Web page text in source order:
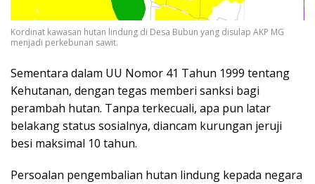
Kordinat kawasan hutan lindung di Desa Bubun yang disulap AKP MG
menjadi perkebunan sawit.
Sementara dalam UU Nomor 41 Tahun 1999 tentang
Kehutanan, dengan tegas memberi sanksi bagi
perambah hutan. Tanpa terkecuali, apa pun latar
belakang status sosialnya, diancam kurungan jeruji
besi maksimal 10 tahun.
Persoalan pengembalian hutan lindung kepada negara